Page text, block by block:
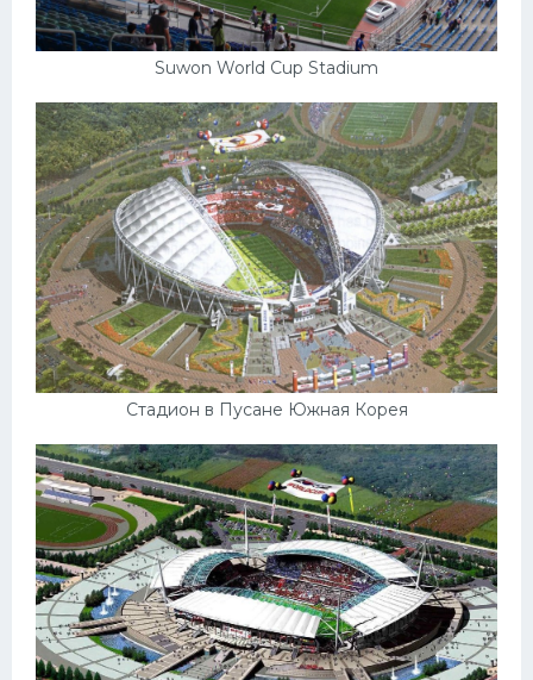
Suwon World Cup Stadium
Стадион в Пусане Южная Корея